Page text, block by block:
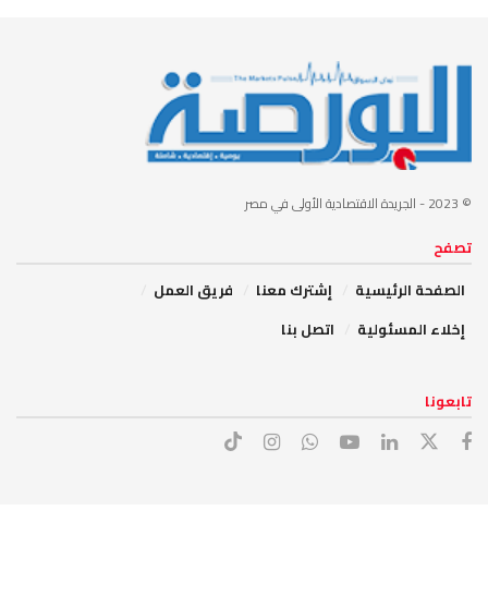
© 2023 - الجريدة الاقتصادية الأولى في مصر
تصفح
الصفحة الرئيسية
إشترك معنا
فريق العمل
إخلاء المسئولية
اتصل بنا
تابعونا